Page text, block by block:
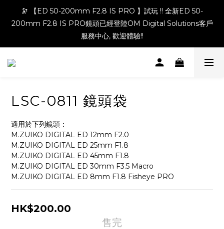
🔭 【ED 50-200mm F2.8 IS PRO 】試玩 !! 全新ED 50-
200mm F2.8 IS PRO鏡頭已經登陸OM Digital Solutions客戶
服務中心, 歡迎體驗!!
LSC-0811 鏡頭袋
適用於下列鏡頭：
M.ZUIKO DIGITAL ED 12mm F2.0
M.ZUIKO DIGITAL ED 25mm F1.8
M.ZUIKO DIGITAL ED 45mm F1.8
M.ZUIKO DIGITAL ED 30mm F3.5 Macro
M.ZUIKO DIGITAL ED 8mm F1.8 Fisheye PRO
HK$200.00
售完